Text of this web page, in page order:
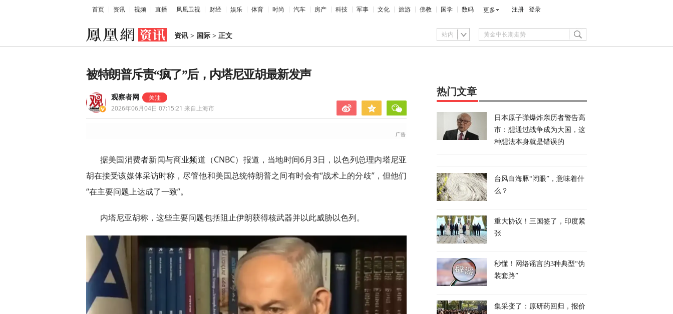
首页 资讯 视频 直播 凤凰卫视 财经 娱乐 体育 时尚 汽车 房产 科技 军事 文化 旅游 佛教 国学 数码 更多 注册 登录
资讯 > 国际 > 正文 站内
被特朗普斥责“疯了”后，内塔尼亚胡最新发声
观察者网
2026年06月04日 07:15:21 来自上海市
据美国消费者新闻与商业频道（CNBC）报道，当地时间6月3日，以色列总理内塔尼亚
胡在接受该媒体采访时称，尽管他和美国总统特朗普之间有时会有“战术上的分歧”，但他们
“在主要问题上达成了一致”。
内塔尼亚胡称，这些主要问题包括阻止伊朗获得核武器并以此威胁以色列。
热门文章
日本原子弹爆炸亲历者警告高
市：想通过战争成为大国，这
种想法本身就是错误的
台风白海豚“闭眼”，意味着什
么？
重大协议！三国签了，印度紧
张
秒懂！网络谣言的3种典型“伪
装套路”
集采变了：原研药回归，报价